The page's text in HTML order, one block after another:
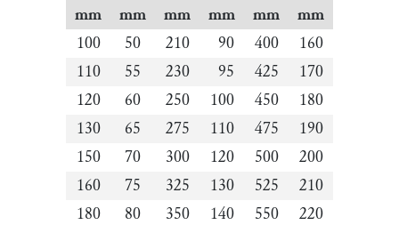
mm
mm
mm
mm
mm
mm
100
50 210 90 400
160
110
55 230 95 425
170
120
60 250 100 450
180
130
65 275 110 475
190
150
70 300 120 500
200
160
75 325 130 525
210
180
80 350 140 550
220